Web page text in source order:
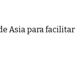
Asia para facilitar